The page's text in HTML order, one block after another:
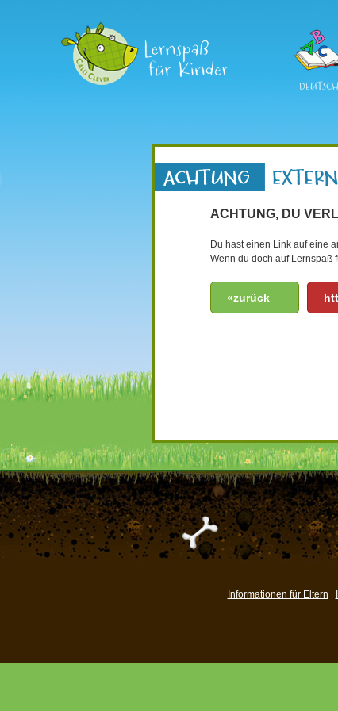
DEUTSCH
ACHTUNG, DU
Du hast einen Link auf eine
Wenn du doch auf Lernspaß
«zurück
Informationen für Eltern |